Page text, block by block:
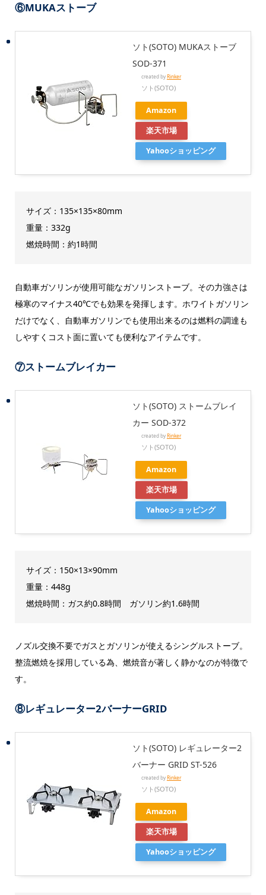
⑥MUKAストーブ
ソト(SOTO) MUKAストーブ
SOD-371
created by Rinker
ソト(SOTO)
Amazon
楽天市場
Yahooショッピング
サイズ：135×135×80mm
重量：332g
燃焼時間：約1時間
自動車ガソリンが使用可能なガソリンストーブ。その力強さは
極寒のマイナス40℃でも効果を発揮します。ホワイトガソリン
だけでなく、自動車ガソリンでも使用出来るのは燃料の調達も
しやすくコスト面に置いても便利なアイテムです。
⑦ストームブレイカー
ソト(SOTO) ストームブレイ
カー SOD-372
created byRinker
ソト(SOTO)
Amazon
楽天市場
Yahooショッピング
サイズ：150×13×90mm
重量：448g
燃焼時間：ガス約0.8時間 ガソリン約1.6時間
ノズル交換不要でガスとガソリンが使えるシングルストーブ。
整流燃焼を採用している為、燃焼音が著しく静かなのが特徴で
す。
⑧レギュレーター2バーナーGRID
ソト(SOTO) レギュレーター2
バーナー GRID ST-526
created byRinker
ソト(SOTO)
Amazon
楽天市場
Yahooショッピング